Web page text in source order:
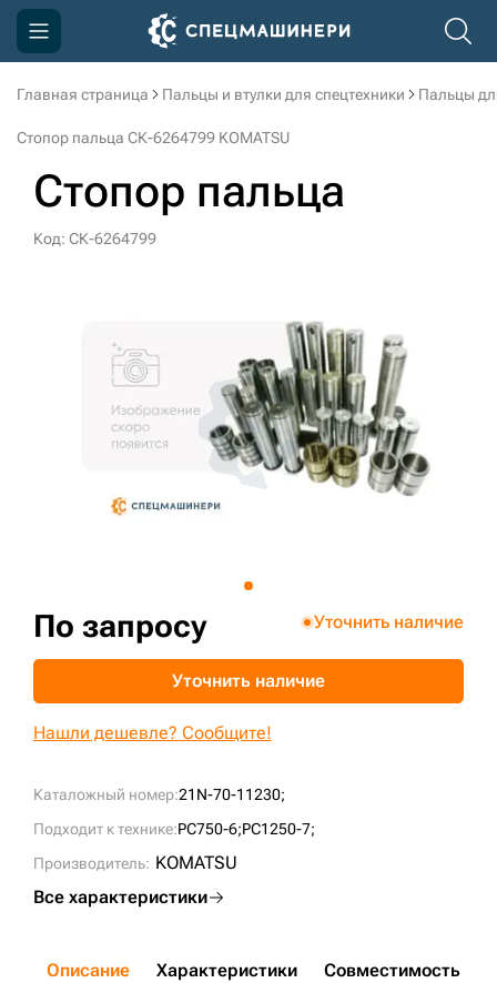
Главная страница Пальцы и втулки для спецтехники Пальцы
Стопор пальца СК-6264799 KOMATSU
Стопор пальца
Код: СК-6264799
Каталожный номер:21N-70-11230;
Подходит к технике:PC750-6;PC1250-7;
Производитель: KOMATSU
Все характеристики
По запросу Уточнить наличие
Уточнить наличие
Нашли дешевле? Сообщите!
Описание Характеристики Совместимость
Компания
Доставка и оплата
Информация
3D тур по производству
3D тур по складам
+7 (499) 394-50-93